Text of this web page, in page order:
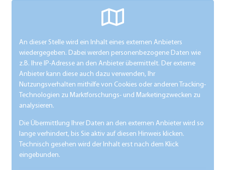
An dieser Stelle wird ein Inhalt eines externen Anbieters
wiedergegeben. Dabei werden personenbezogene Daten wie
z.B. Ihre IP-Adresse an den Anbieter übermittelt. Der externe
Anbieter kann diese auch dazu verwenden, Ihr
Nutzungsverhalten mithilfe von Cookies oder anderen Tracking-
Technologien zu Marktforschungs- und Marketingzwecken zu
analysieren.
Die Übermittlung Ihrer Daten an den externen Anbieter wird so
lange verhindert, bis Sie aktiv auf diesen Hinweis klicken.
Technisch gesehen wird der Inhalt erst nach dem Klick
eingebunden.